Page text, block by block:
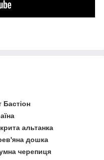
Бастіон
альтанка
дошка
черепиця